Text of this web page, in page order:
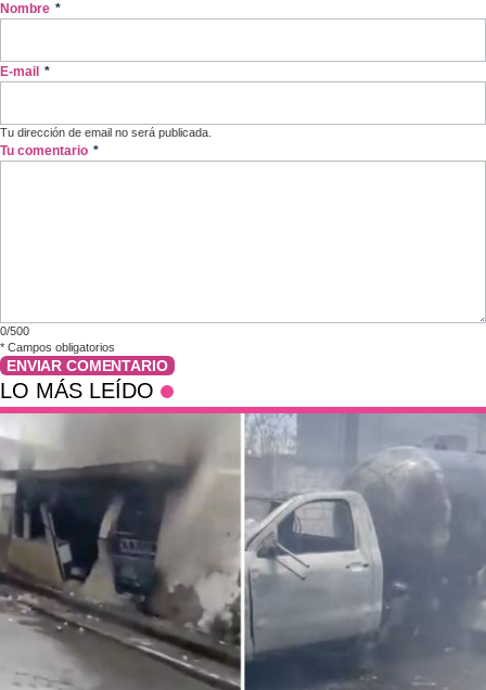
Nombre *
E-mail *
Tu dirección de email no será publicada.
Tu comentario *
0/500
* Campos obligatorios
ENVIAR COMENTARIO
LO MÁS LEÍDO